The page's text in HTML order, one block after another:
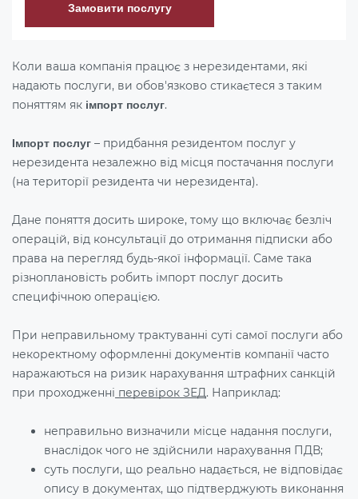
Замовити послугу
Коли ваша компанія працює з нерезидентами, які
надають послуги, ви обов'язково стикаєтеся з таким
поняттям як імпорт послуг.
Імпорт послуг – придбання резидентом послуг у
нерезидента незалежно від місця постачання послуги
(на території резидента чи нерезидента).
Дане поняття досить широке, тому що включає безліч
операцій, від консультації до отримання підписки або
права на перегляд будь-якої інформації. Саме така
різноплановість робить імпорт послуг досить
специфічною операцією.
При неправильному трактуванні суті самої послуги або
некоректному оформленні документів компанії часто
наражаються на ризик нарахування штрафних санкцій
при проходженні перевірок ЗЕД. Наприклад:
неправильно визначили місце надання послуги,
внаслідок чого не здійснили нарахування ПДВ;
суть послуги, що реально надається, не відповідає
опису в документах, що підтверджують виконання